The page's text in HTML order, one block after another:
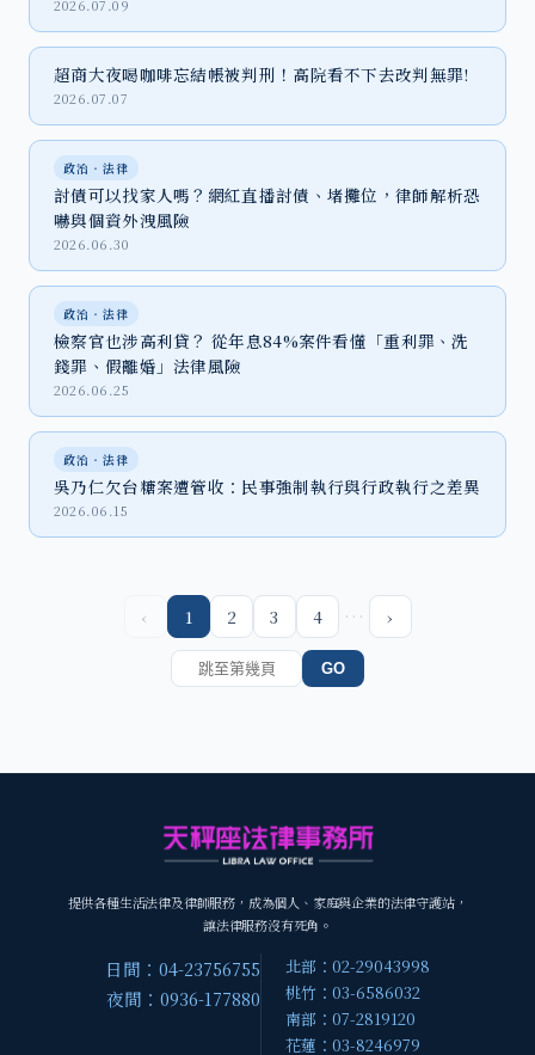
2026.07.09
超商大夜喝咖啡忘結帳被判刑！高院看不下去改判無罪!
2026.07.07
政治‧法律
討債可以找家人嗎？網紅直播討債、堵攤位，律師解析恐
嚇與個資外洩風險
2026.06.30
政治‧法律
檢察官也涉高利貸？ 從年息84%案件看懂「重利罪、洗
錢罪、假離婚」法律風險
2026.06.25
政治‧法律
吳乃仁欠台糖案遭管收：民事強制執行與行政執行之差異
2026.06.15
‹ 1 2 3 4 … ›
GO
提供各種生活法律及律師服務，成為個人、家庭與企業的法律守護站，
讓法律服務沒有死角。
日間：04-23756755
夜間：0936-177880
北部：02-29043998
桃竹：03-6586032
南部：07-2819120
花蓮：03-8246979